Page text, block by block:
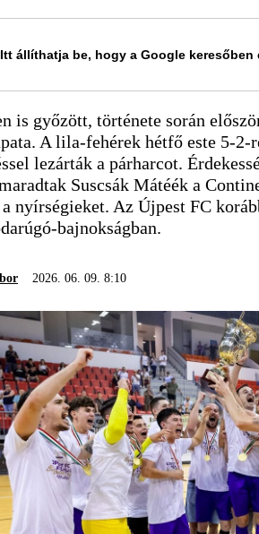
Itt állíthatja be, hogy a Google
is győzött, története során
A lila-fehérek hétfő este 5-2-
lezárták a párharcot.
Suscsák Mátéék a
nyírségieket. Az Újpest FC
bajnokságban.
2026. 06. 09. 8:10